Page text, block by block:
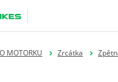
MOTORKU Zrcátka